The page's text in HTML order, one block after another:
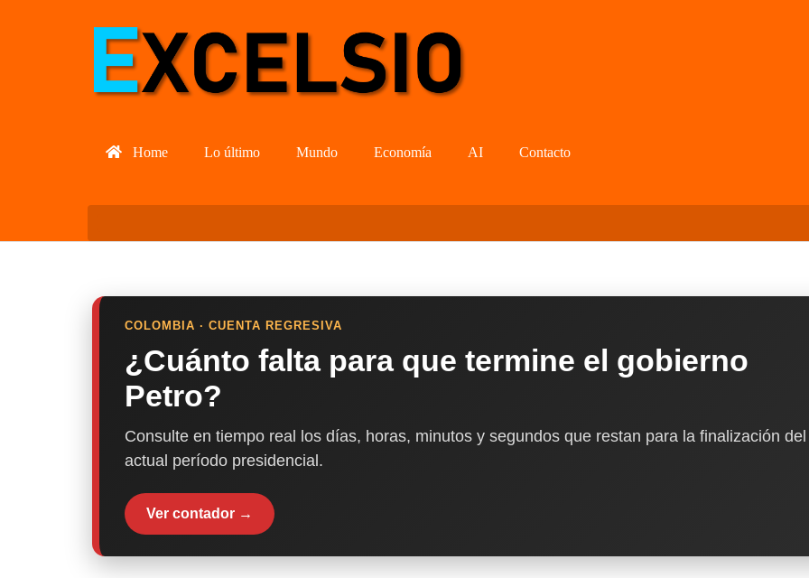
Home Lo último Mundo Economía AI Contacto
COLOMBIA · CUENTA REGRESIVA
¿Cuánto falta para que termine el gobierno
Petro?
Consulte en tiempo real los días, horas, minutos y segundos que restan para la finalización del
actual período presidencial.
Ver contador →